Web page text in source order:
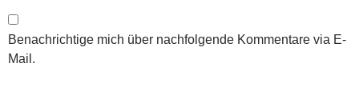
Benachrichtige mich über nachfolgende Kommentare via E-
Mail.